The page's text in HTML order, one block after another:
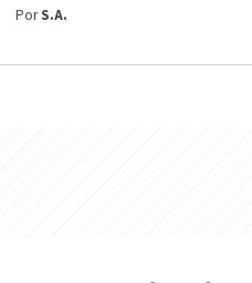
PorS.A.